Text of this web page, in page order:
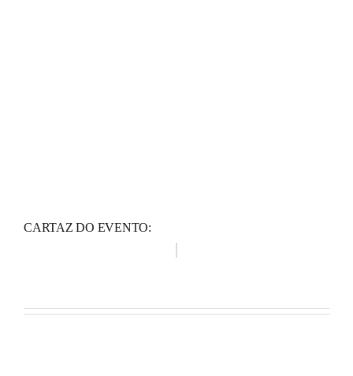
CARTAZ DO EVENTO: